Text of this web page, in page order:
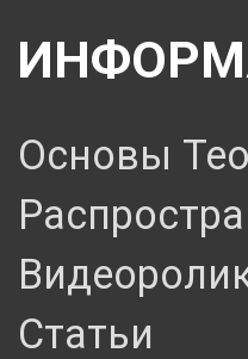
Основы
Статьи